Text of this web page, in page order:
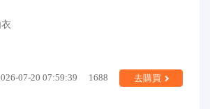
07-20 07:59:39 1688 去購買